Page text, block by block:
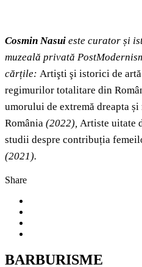
Cosmin Nasui este curator și
muzeală privată
cărțile: Artişti şi istorici de
regimurilor totalitare din
umorului de extremă dreapta
România (2022), Artiste uitate
studii despre contribuția
(2021).
Share
BARBURISME